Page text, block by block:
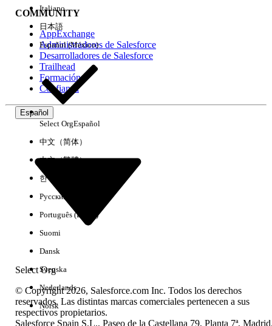
COMMUNITY
AppExchange
Administradores de Salesforce
Desarrolladores de Salesforce
Trailhead
Formación
Confianza
Español
Select Org
Italiano
日本語
Español (México)
Select OrgEspañol
中文（简体）
中文（繁體）
한국어
Русский
Português (Brasil)
Suomi
Dansk
Svenska
Nederlands
Norsk
© Copyright 2026, Salesforce.com Inc. Todos los derechos
reservados. Las distintas marcas comerciales pertenecen a sus
respectivos propietarios.
Salesforce Spain S.L., Paseo de la Castellana 79, Planta 7ª,